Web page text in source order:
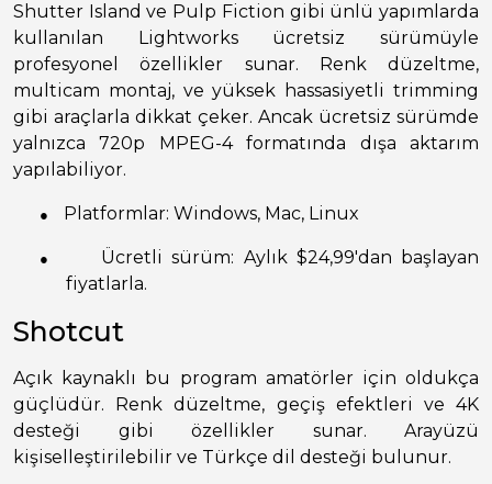
Shutter Island ve Pulp Fiction gibi ünlü yapımlarda
kullanılan Lightworks ücretsiz sürümüyle
profesyonel özellikler sunar. Renk düzeltme,
multicam montaj, ve yüksek hassasiyetli trimming
gibi araçlarla dikkat çeker. Ancak ücretsiz sürümde
yalnızca 720p MPEG-4 formatında dışa aktarım
yapılabiliyor.
● Platformlar: Windows, Mac, Linux
●
Ücretli sürüm: Aylık $24,99'dan başlayan
fiyatlarla.
Shotcut
Açık kaynaklı bu program amatörler için oldukça
güçlüdür. Renk düzeltme, geçiş efektleri ve 4K
desteği gibi özellikler sunar. Arayüzü
kişiselleştirilebilir ve Türkçe dil desteği bulunur.